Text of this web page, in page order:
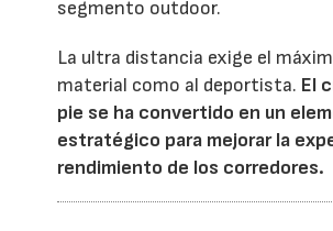
segmento outdoor.
La ultra distancia exige el
material como al deportista. El
pie se ha convertido en un
estratégico para mejorar la
rendimiento de los corredores.